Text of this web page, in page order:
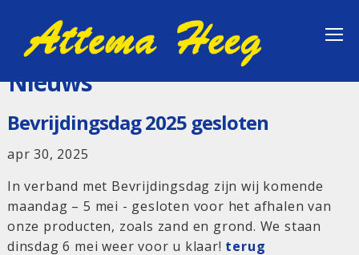
Nieuws
Bevrijdingsdag 2025 gesloten
apr 30, 2025
In verband met Bevrijdingsdag zijn wij komende
maandag – 5 mei - gesloten voor het afhalen van
onze producten, zoals zand en grond. We staan
dinsdag 6 mei weer voor u klaar! terug